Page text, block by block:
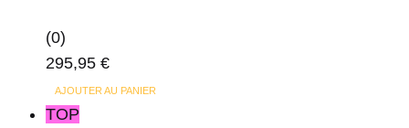
(0)
295,95 €
AJOUTER AU PANIER
TOP